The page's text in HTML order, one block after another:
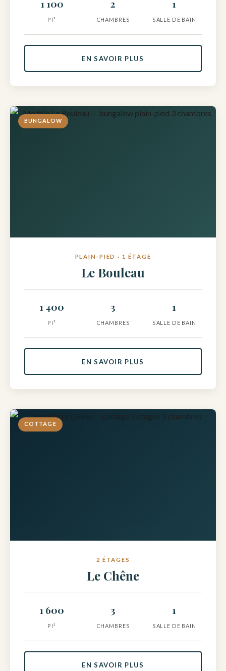
1 100
PI²
2
CHAMBRES
1
SALLE DE BAIN
EN SAVOIR PLUS
BUNGALOW
PLAIN-PIED · 1 ÉTAGE
Le Bouleau
1 400
PI²
3
CHAMBRES
1
SALLE DE BAIN
EN SAVOIR PLUS
COTTAGE
2 ÉTAGES
Le Chêne
1 600
PI²
3
CHAMBRES
1
SALLE DE BAIN
EN SAVOIR PLUS